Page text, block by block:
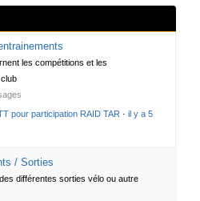
les compétitions et les
pour participation RAID TAR · il y a 5
/ Sorties
différentes sorties vélo ou autre